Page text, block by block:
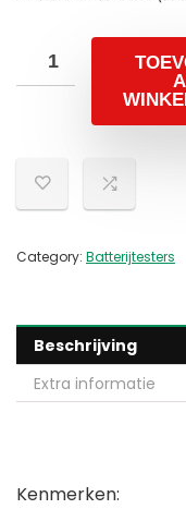
Category: Batterijtesters
Beschrijving
Extra informatie
Kenmerken: